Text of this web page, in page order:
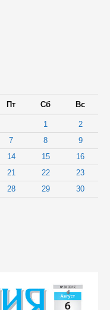
Пт Сб Вс
1
2
7 8
9
14 15
16
21 22
23
28 29 30